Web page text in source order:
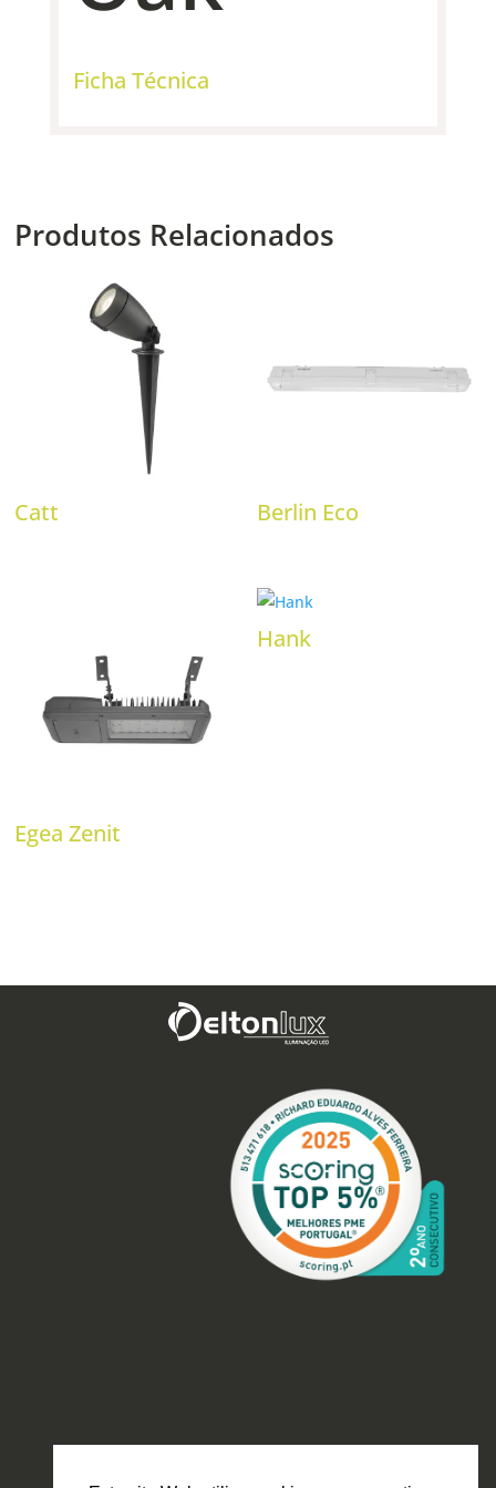
Ficha Técnica
Produtos Relacionados
Catt Berlin Eco
Egea Zenit
Hank